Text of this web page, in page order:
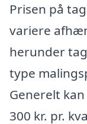
Prisen på
variere
herunder
type
Generelt
300 kr. pr.